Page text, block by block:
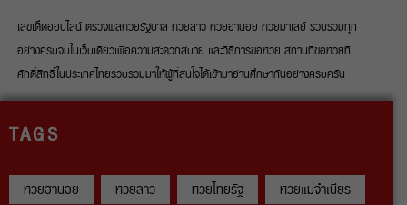
เลขเด็ดออนไลน์ ตรวจผลหวยรัฐบาล หวยลาว หวยฮานอย หวยมาเลย์ รวบรวมทุก
อย่างครบจบในเว็บเดียวเพื่อความสะดวกสบาย และวิธีการขอหวย สถานที่ขอหวยที่
ศักดิ์สิทธิ์ในประเทศไทยรวบรวมมาให้ผู้ที่สนใจได้เข้ามาอ่านศึกษากันอย่างครบครัน
TAGS
หวยฮานอย หวยลาว หวยไทยรัฐ
หวยแม่จำเนียร